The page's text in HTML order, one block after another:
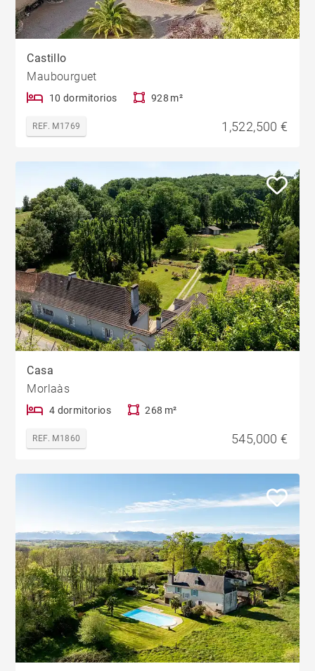
Castillo
Maubourguet
10 dormitorios 928 m²
REF. M1769 1,522,500 €
Casa
Morlaàs
4 dormitorios 268 m²
REF. M1860 545,000 €